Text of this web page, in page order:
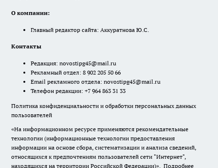
О компании:
Главный редактор сайта: Аккуратнова Ю.С.
Контакты
Редакция: novostipg45@mail.ru
Рекламный отдел: 8 902 205 50 66
Email рекламного отдела: novostipg45@mail.ru
Телефон редакции: +7 964 863 31 33
Политика конфиденциальности и обработки персональных данных
пользователей
«На информационном ресурсе применяются рекомендательные
технологии (информационные технологии предоставления
информации на основе сбора, систематизации и анализа сведений,
относящихся к предпочтениям пользователей сети "Интернет",
находящихся на территории Российской Федерации)». Подробнее